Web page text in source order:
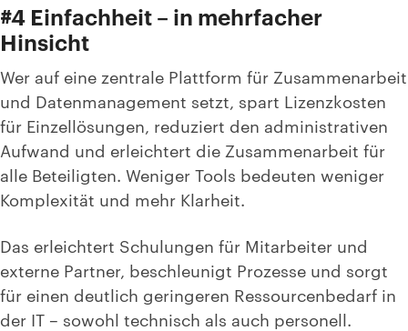
#4 Einfachheit – in mehrfacher
Hinsicht
Wer auf eine zentrale Plattform für Zusammenarbeit
und Datenmanagement setzt, spart Lizenzkosten
für Einzellösungen, reduziert den administrativen
Aufwand und erleichtert die Zusammenarbeit für
alle Beteiligten. Weniger Tools bedeuten weniger
Komplexität und mehr Klarheit.
Das erleichtert Schulungen für Mitarbeiter und
externe Partner, beschleunigt Prozesse und sorgt
für einen deutlich geringeren Ressourcenbedarf in
der IT – sowohl technisch als auch personell.